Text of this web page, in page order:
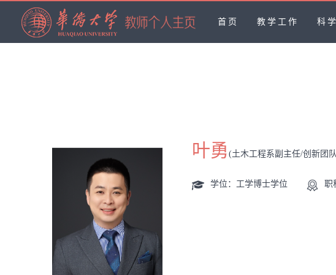
首页 教学工作 科
叶勇 (土木工程系副主任/创新团
学位：工学博士学位 职